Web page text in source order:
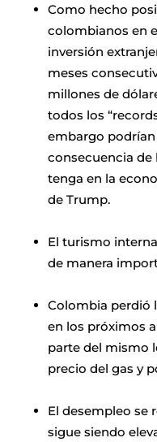
Como hecho
colombianos en
inversión
meses
millones de
todos los
embargo
consecuencia de
tenga en la
de Trump.
El turismo
de manera
Colombia perdió
en los próximos
parte del mismo
precio del gas y
El desempleo se
sigue siendo